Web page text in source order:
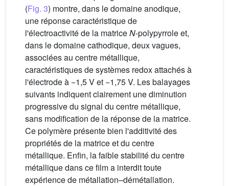
(Fig. 3) montre, dans le domaine anodique,
une réponse caractéristique de
l'électroactivité de la matriceN-polypyrrole et,
dans le domaine cathodique, deux vagues,
associées au centre métallique,
caractéristiques de systèmes redox attachés à
l'électrode à −1,5 V et −1,75 V. Les balayages
suivants indiquent clairement une diminution
progressive du signal du centre métallique,
sans modification de la réponse de la matrice.
Ce polymère présente bien l'additivité des
propriétés de la matrice et du centre
métallique. Enfin, la faible stabilité du centre
métallique dans ce film a interdit toute
expérience de métallation–démétallation.